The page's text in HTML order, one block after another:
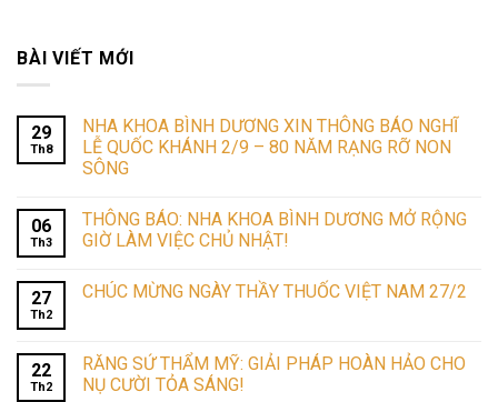
BÀI VIẾT MỚI
29
Th8
NHA KHOA BÌNH DƯƠNG XIN THÔNG BÁO NGHĨ
LỄ QUỐC KHÁNH 2/9 – 80 NĂM RẠNG RỠ NON
SÔNG
06
Th3
THÔNG BÁO: NHA KHOA BÌNH DƯƠNG MỞ RỘNG
GIỜ LÀM VIỆC CHỦ NHẬT!
27
Th2
CHÚC MỪNG NGÀY THẦY THUỐC VIỆT NAM 27/2
22
Th2
RĂNG SỨ THẨM MỸ: GIẢI PHÁP HOÀN HẢO CHO
NỤ CƯỜI TỎA SÁNG!